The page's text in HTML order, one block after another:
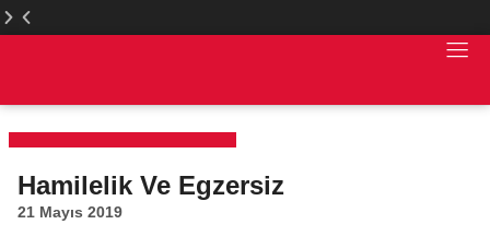
Yenilendi
Yenilendi
Hamilelik Ve Egzersiz
21 Mayıs 2019